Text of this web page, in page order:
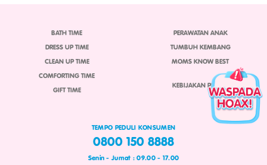
BATH TIME
DRESS UP TIME
CLEAN UP TIME
COMFORTING TIME
GIFT TIME
PERAWATAN ANAK
TUMBUH KEMBANG
MOMS KNOW BEST
KEBIJAKAN PRIVASI
TEMPO PEDULI KONSUMEN
0800 150 8888
Senin - Jumat : 09.00 - 17.00